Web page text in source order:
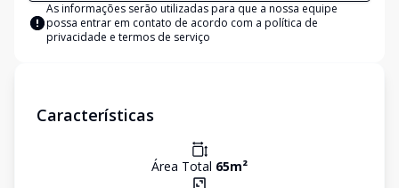
As informações serão utilizadas para que a nossa equipe
possa entrar em contato de acordo com a política de
privacidade e termos de serviço
Características
Área Total 65m²